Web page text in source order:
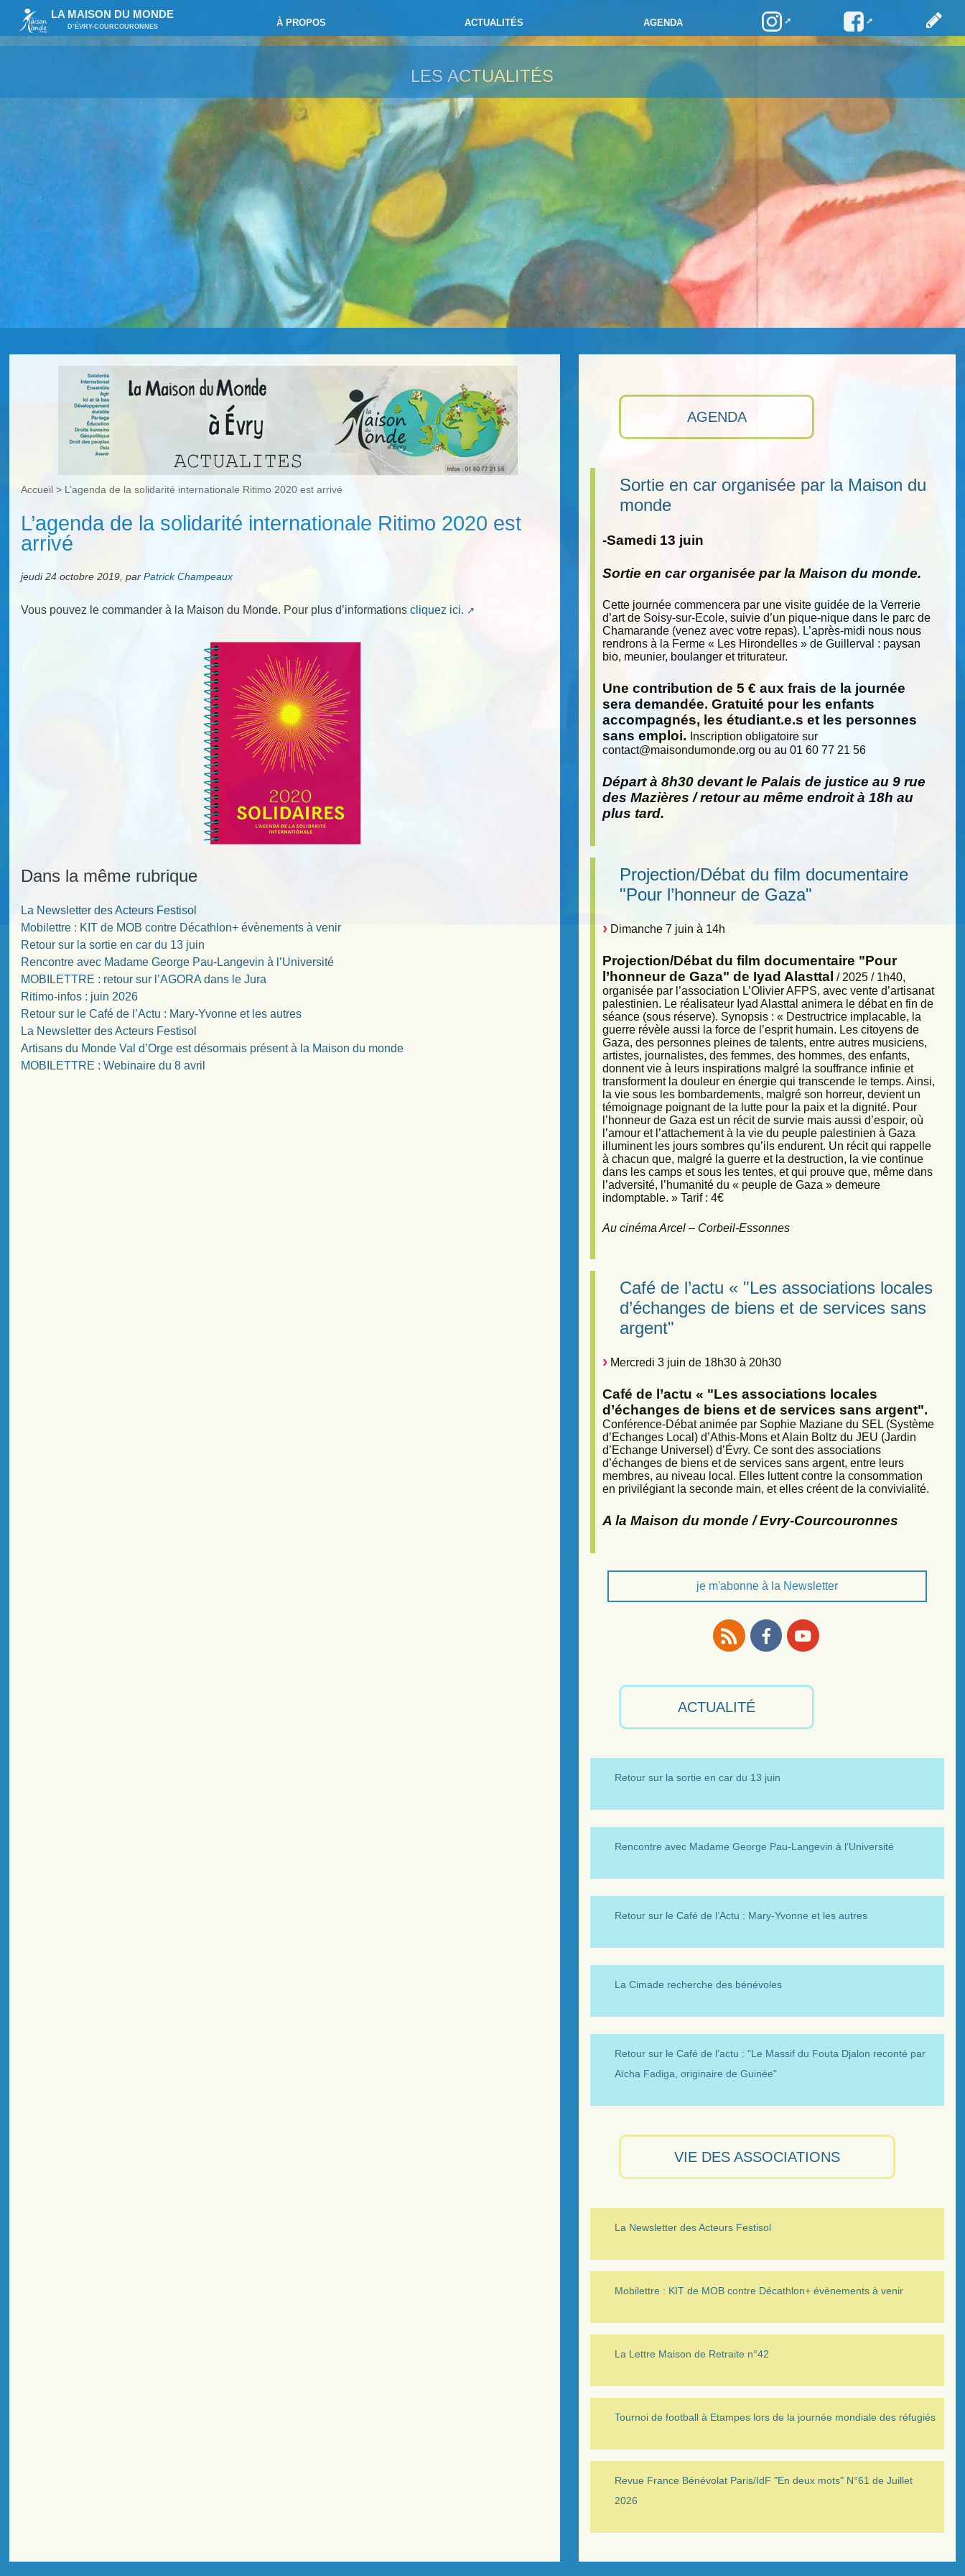
LA MAISON DU MONDE
D’ÉVRY-COURCOURONNES À PROPOS ACTUALITÉS AGENDA
LES ACTUALITÉS
AGENDA
Sortie en car organisée par la Maison du
monde
-Samedi 13 juin
Sortie en car organisée par la Maison du monde.
Cette journée commencera par une visite guidée de la Verrerie
d’art de Soisy-sur-Ecole, suivie d’un pique-nique dans le parc de
Chamarande (venez avec votre repas). L’après-midi nous nous
rendrons à la Ferme « Les Hirondelles » de Guillerval : paysan
bio, meunier, boulanger et triturateur.
Une contribution de 5 € aux frais de la journée
sera demandée. Gratuité pour les enfants
accompagnés, les étudiant.e.s et les personnes
sans emploi.
Inscription obligatoire sur
contact@maisondumonde.org ou au 01 60 77 21 56
Départ à 8h30 devant le Palais de justice au 9 rue
des Mazières / retour au même endroit à 18h au
plus tard.
Projection/Débat du film documentaire
"Pour l’honneur de Gaza"
Dimanche 7 juin à 14h
Projection/Débat du film documentaire "Pour
l’honneur de Gaza" de Iyad Alasttal / 2025 / 1h40,
organisée par l’association L’Olivier AFPS, avec vente d’artisanat
palestinien. Le réalisateur Iyad Alasttal animera le débat en fin de
séance (sous réserve). Synopsis : « Destructrice implacable, la
guerre révèle aussi la force de l’esprit humain. Les citoyens de
Gaza, des personnes pleines de talents, entre autres musiciens,
artistes, journalistes, des femmes, des hommes, des enfants,
donnent vie à leurs inspirations malgré la souffrance infinie et
transforment la douleur en énergie qui transcende le temps. Ainsi,
la vie sous les bombardements, malgré son horreur, devient un
témoignage poignant de la lutte pour la paix et la dignité. Pour
l’honneur de Gaza est un récit de survie mais aussi d’espoir, où
l’amour et l’attachement à la vie du peuple palestinien à Gaza
illuminent les jours sombres qu’ils endurent. Un récit qui rappelle
à chacun que, malgré la guerre et la destruction, la vie continue
dans les camps et sous les tentes, et qui prouve que, même dans
l’adversité, l’humanité du « peuple de Gaza » demeure
indomptable. » Tarif : 4€
Au cinéma Arcel – Corbeil-Essonnes
Café de l’actu « "Les associations locales
d’échanges de biens et de services sans
argent"
Mercredi 3 juin de 18h30 à 20h30
Café de l’actu « "Les associations locales
d’échanges de biens et de services sans argent".
Conférence-Débat animée par Sophie Maziane du SEL (Système
d’Echanges Local) d’Athis-Mons et Alain Boltz du JEU (Jardin
d’Echange Universel) d’Évry. Ce sont des associations
d’échanges de biens et de services sans argent, entre leurs
membres, au niveau local. Elles luttent contre la consommation
en privilégiant la seconde main, et elles créent de la convivialité.
A la Maison du monde / Evry-Courcouronnes
je m'abonne à la Newsletter
ACTUALITÉ
Retour sur la sortie en car du 13 juin
Rencontre avec Madame George Pau-Langevin à l’Université
Retour sur le Café de l’Actu : Mary-Yvonne et les autres
La Cimade recherche des bénévoles
Retour sur le Café de l’actu : "Le Massif du Fouta Djalon reconté par
Aïcha Fadiga, originaire de Guinée"
VIE DES ASSOCIATIONS
La Newsletter des Acteurs Festisol
Mobilettre : KIT de MOB contre Décathlon+ évènements à venir
La Lettre Maison de Retraite n°42
Tournoi de football à Etampes lors de la journée mondiale des réfugiés
Revue France Bénévolat Paris/IdF "En deux mots" N°61 de Juillet
2026
Accueil > L’agenda de la solidarité internationale Ritimo 2020 est arrivé
L’agenda de la solidarité internationale Ritimo 2020 est
arrivé
jeudi 24 octobre 2019 ,parPatrick Champeaux
Vous pouvez le commander à la Maison du Monde. Pour plus d’informationscliquez ici.
Dans la même rubrique
La Newsletter des Acteurs Festisol
Mobilettre : KIT de MOB contre Décathlon+ évènements à venir
Retour sur la sortie en car du 13 juin
Rencontre avec Madame George Pau-Langevin à l’Université
MOBILETTRE : retour sur l’AGORA dans le Jura
Ritimo-infos : juin 2026
Retour sur le Café de l’Actu : Mary-Yvonne et les autres
La Newsletter des Acteurs Festisol
Artisans du Monde Val d’Orge est désormais présent à la Maison du monde
MOBILETTRE : Webinaire du 8 avril